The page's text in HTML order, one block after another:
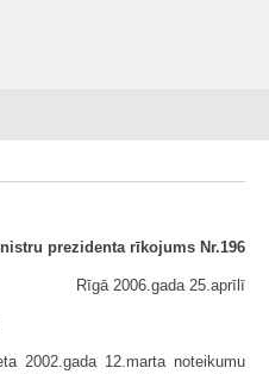
prezidenta rīkojums Nr.196
Rīgā 2006.gada 25.aprīlī
2002.gada 12.marta noteikumu